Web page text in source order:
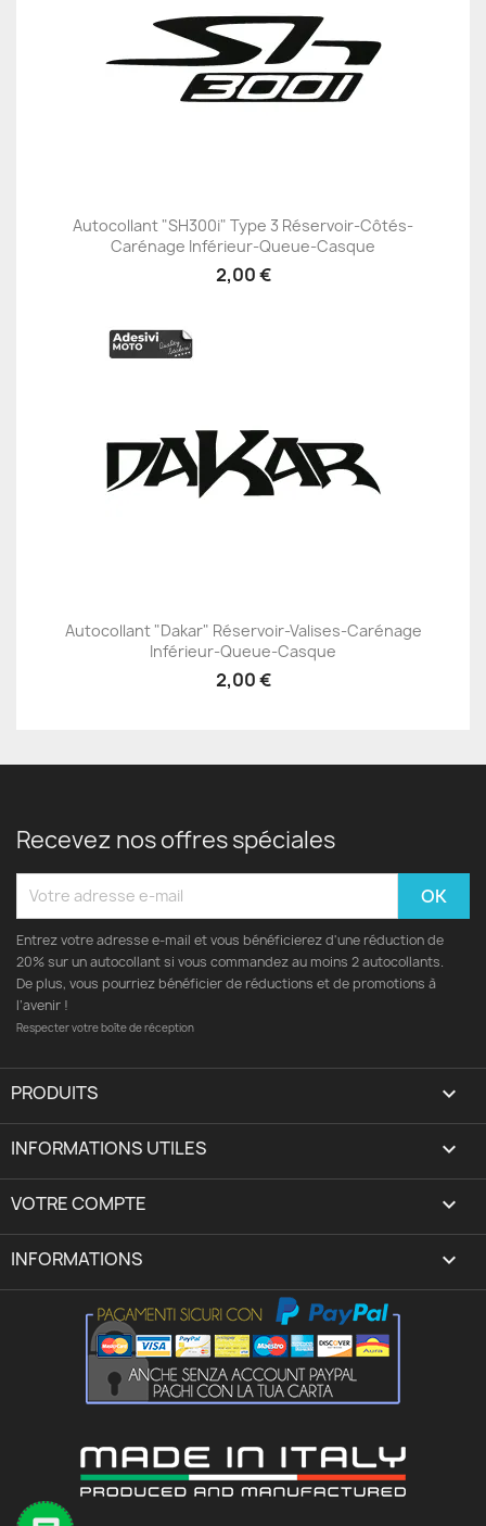
Autocollant "SH300i" Type 3 Réservoir-Côtés-
Carénage Inférieur-Queue-Casque
2,00 €
Autocollant "Dakar" Réservoir-Valises-Carénage
Inférieur-Queue-Casque
2,00 €
Recevez nos offres spéciales
Entrez votre adresse e-mail et vous bénéficierez d'une réduction de
20% sur un autocollant si vous commandez au moins 2 autocollants.
De plus, vous pourriez bénéficier de réductions et de promotions à
l’avenir !
Respecter votre boîte de réception
PRODUITS 
INFORMATIONS UTILES 
VOTRE COMPTE expand_more
INFORMATIONS keyboard_arrow_down